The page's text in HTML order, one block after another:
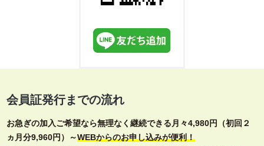
会員証発行までの流れ
お急ぎの加入ご希望なら無理なく継続できる月々4,980円（初回２
ヵ月分9,960円）～WEBからのお申し込みが便利！